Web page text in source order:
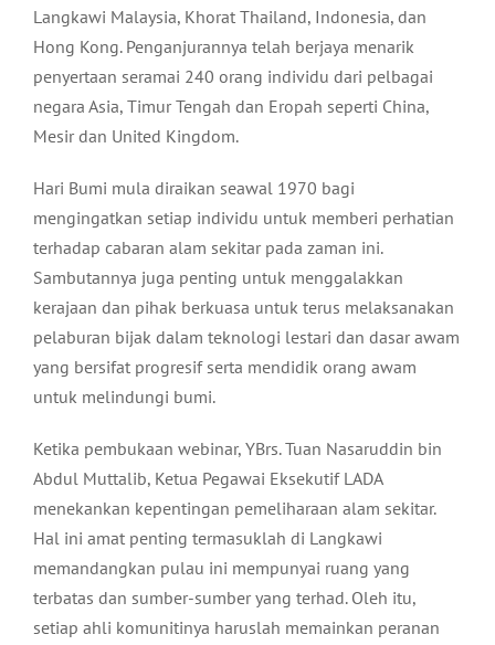
Langkawi Malaysia, Khorat Thailand, Indonesia, dan
Hong Kong. Penganjurannya telah berjaya menarik
penyertaan seramai 240 orang individu dari pelbagai
negara Asia, Timur Tengah dan Eropah seperti China,
Mesir dan United Kingdom.
Hari Bumi mula diraikan seawal 1970 bagi
mengingatkan setiap individu untuk memberi perhatian
terhadap cabaran alam sekitar pada zaman ini.
Sambutannya juga penting untuk menggalakkan
kerajaan dan pihak berkuasa untuk terus melaksanakan
pelaburan bijak dalam teknologi lestari dan dasar awam
yang bersifat progresif serta mendidik orang awam
untuk melindungi bumi.
Ketika pembukaan webinar, YBrs. Tuan Nasaruddin bin
Abdul Muttalib, Ketua Pegawai Eksekutif LADA
menekankan kepentingan pemeliharaan alam sekitar.
Hal ini amat penting termasuklah di Langkawi
memandangkan pulau ini mempunyai ruang yang
terbatas dan sumber-sumber yang terhad. Oleh itu,
setiap ahli komunitinya haruslah memainkan peranan